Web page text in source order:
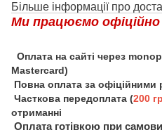
Більше інформації про
Ми працюємо
Оплата на сайті через
Mastercard)
Повна оплата за
Часткова передоплата (200
отриманні
Оплата готівкою при